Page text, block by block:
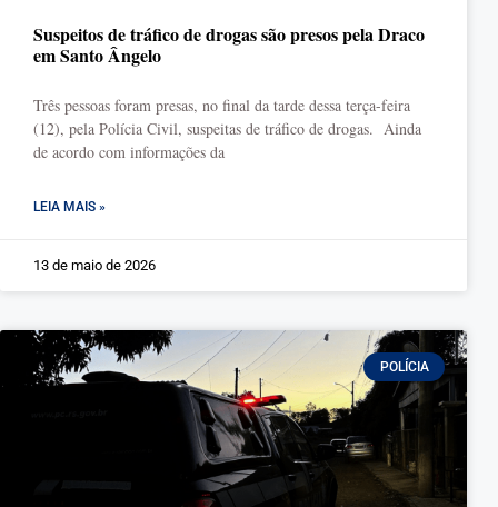
Suspeitos de tráfico de drogas são presos pela Draco
em Santo Ângelo
Três pessoas foram presas, no final da tarde dessa terça-feira
(12), pela Polícia Civil, suspeitas de tráfico de drogas. Ainda
de acordo com informações da
LEIA MAIS »
13 de maio de 2026
POLÍCIA